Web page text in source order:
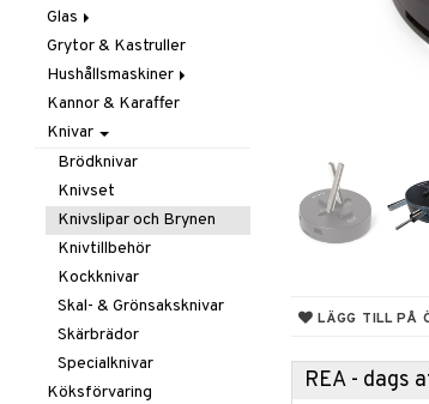
LÄGG TILL PÅ
REA - dags
Metal Art
Väggdekorationer
Vaser
Småförvaring & Korgar
Småmöbler
Glas
Champagneglas
Dricksglas
Drink- & Cocktailglas
Ölglas
Snaps- & Avecglas
Vinglas
Whiskey- & Cognacglas
Grytor & Kastruller
Hushållsmaskiner
Brödrostar
Kaffe, Te & Espresso
Mixer & Elvispar
Övriga maskiner
Vattenkokare
Kannor & Karaffer
Knivar
Brödknivar
Knivset
Knivslipar och Brynen
Knivtillbehör
Kockknivar
Skal- & Grönsaksknivar
Skärbrädor
Specialknivar
Köksförvaring